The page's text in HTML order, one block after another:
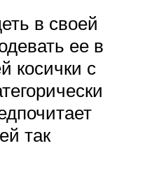
в своей
ее в
косички с
так